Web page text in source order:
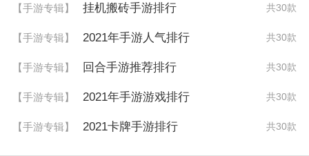
【手游专辑】 挂机搬砖手游排行 共30款
【手游专辑】 2021年手游人气排行 共30款
【手游专辑】 回合手游推荐排行 共30款
【手游专辑】 2021年手游游戏排行 共30款
【手游专辑】 2021卡牌手游排行 共30款